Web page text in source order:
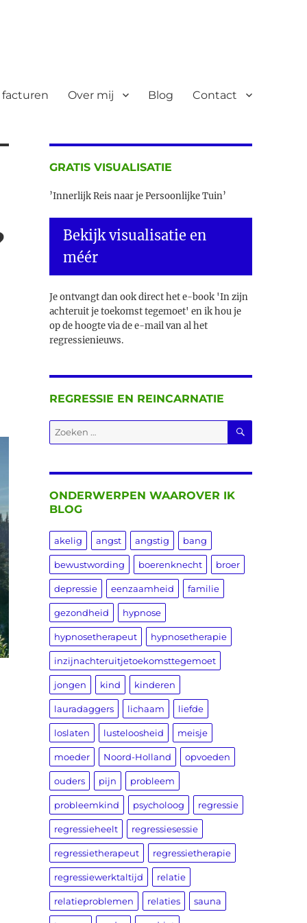
facturen Over mij Blog Contact
GRATIS VISUALISATIE
’Innerlijk Reis naar je Persoonlijke Tuin’
Bekijk visualisatie en
méér
Je ontvangt dan ook direct het e-book 'In zijn
achteruit je toekomst tegemoet' en ik hou je
op de hoogte via de e-mail van al het
regressienieuws.
REGRESSIE EN REINCARNATIE
Zoeken
naar:
ZOEKEN
ONDERWERPEN WAAROVER IK
BLOG
akelig angst angstig bang
bewustwording boerenknecht broer
depressie eenzaamheid familie
gezondheid hypnose
hypnosetherapeut hypnosetherapie
inzijnachteruitjetoekomsttegemoet
jongen kind kinderen
lauradaggers lichaam liefde
loslaten lusteloosheid meisje
moeder Noord-Holland opvoeden
ouders pijn probleem
probleemkind psycholoog regressie
regressieheelt regressiesessie
regressietherapeut regressietherapie
regressiewerktaltijd relatie
relatieproblemen relaties sauna